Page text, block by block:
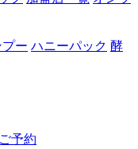
プー ハニーパック 酵
ご予約